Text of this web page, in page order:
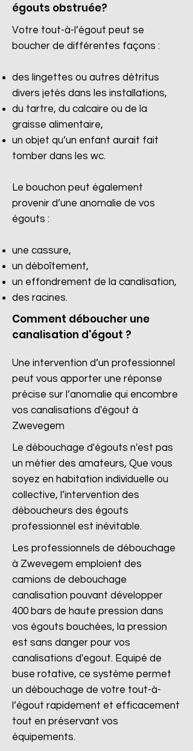
égouts obstruée?
Votre tout-à-l’égout peut se
boucher de différentes façons :
des lingettes ou autres détritus
divers jetés dans les installations,
du tartre, du calcaire ou de la
graisse alimentaire,
un objet qu’un enfant aurait fait
tomber dans les wc.
Le bouchon peut également
provenir d’une anomalie de vos
égouts :
une cassure,
un déboîtement,
un effondrement de la canalisation,
des racines.​
Comment déboucher une
canalisation d'égout ?
Une intervention d’un professionnel
peut vous apporter une réponse
précise sur l’anomalie qui encombre
vos canalisations d'égout à
Zwevegem
Le débouchage d'égouts n'est pas
un métier des amateurs, Que vous
soyez en habitation individuelle ou
collective, l’intervention des
déboucheurs des égouts
professionnel est inévitable.
Les professionnels de débouchage
à Zwevegem emploient des
camions de debouchage
canalisation pouvant développer
400 bars de haute pression dans
vos égouts bouchées, la pression
est sans danger pour vos
canalisations d'egout. Equipé de
buse rotative, ce système permet
un débouchage de votre tout-à-
l’égout rapidement et efficacement
tout en préservant vos
équipements.